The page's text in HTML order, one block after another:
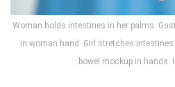
Woman holds intestines in her palms.
in woman hand. Girl stretches
bowel mockup in hands.